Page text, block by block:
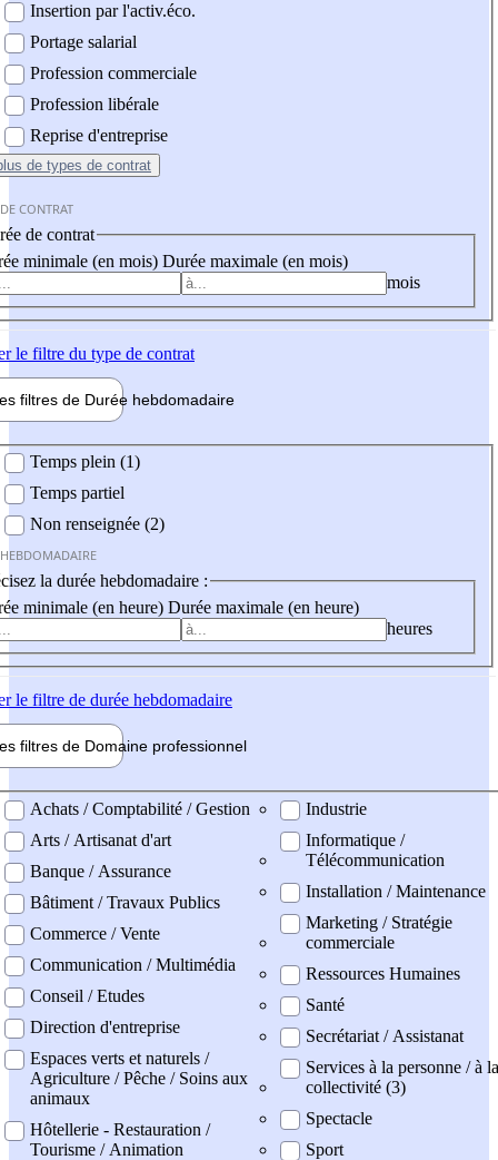
Insertion par l'activ.éco.
Portage salarial
Profession commerciale
Profession libérale
Reprise d'entreprise
de types de contrat
CONTRAT
de contrat
minimale (en mois) Durée maximale (en mois)
mois
le filtre du type de contrat
filtres de Durée hebdomadaire
Temps plein (1)
Temps partiel
Non renseignée (2)
la durée hebdomadaire :
minimale (en heure) Durée maximale (en heure)
heures
le filtre de durée hebdomadaire
filtres de Domaine professionnel
professionel
Achats / Comptabilité / Gestion
Arts / Artisanat d'art
Banque / Assurance
Bâtiment / Travaux Publics
Commerce / Vente
Communication / Multimédia
Conseil / Etudes
Direction d'entreprise
Espaces verts et naturels /
Agriculture / Pêche / Soins aux
animaux
Hôtellerie - Restauration /
Tourisme / Animation
Industrie
Informatique /
Télécommunication
Installation / Maintenance
Marketing / Stratégie
commerciale
Ressources Humaines
Santé
Secrétariat / Assistanat
Services à la personne / à la
collectivité (3)
Spectacle
Sport